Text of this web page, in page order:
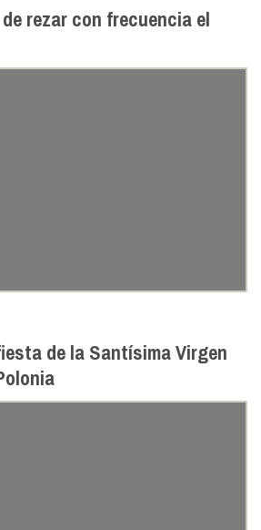
rezar con frecuencia el
de la Santísima Virgen